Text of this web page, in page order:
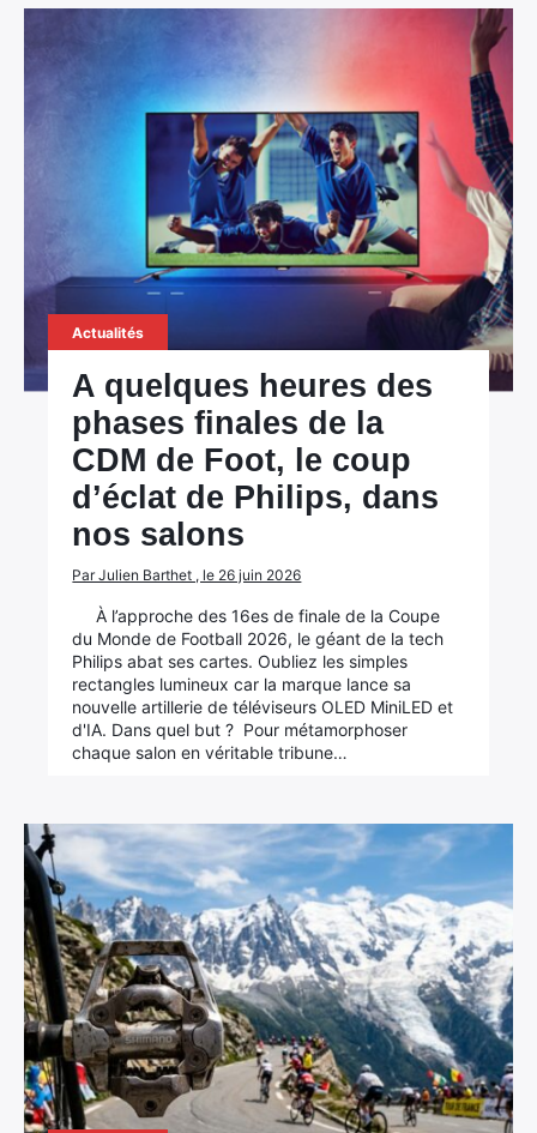
Actualités
A quelques heures des
phases finales de la
CDM de Foot, le coup
d’éclat de Philips, dans
nos salons
Par Julien Barthet , le 26 juin 2026
À l’approche des 16es de finale de la Coupe
du Monde de Football 2026, le géant de la tech
Philips abat ses cartes. Oubliez les simples
rectangles lumineux car la marque lance sa
nouvelle artillerie de téléviseurs OLED MiniLED et
d'IA. Dans quel but ? Pour métamorphoser
chaque salon en véritable tribune…